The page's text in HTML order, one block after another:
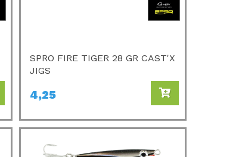
SPRO FIRE TIGER 28 GR CAST'X
JIGS
4,25